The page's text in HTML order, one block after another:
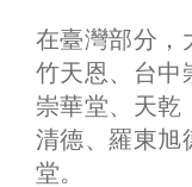
在臺灣部分，
竹天恩、台中
崇華堂、天乾
清德、羅東旭
堂。